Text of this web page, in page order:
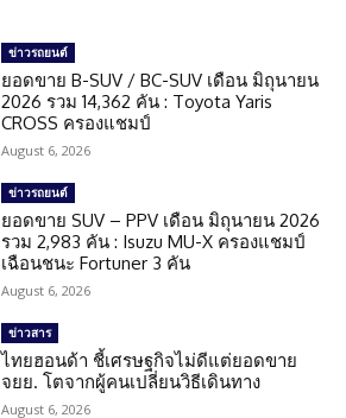
ข่าวรถยนต์
ยอดขาย B-SUV / BC-SUV เดือน มิถุนายน
2026 รวม 14,362 คัน : Toyota Yaris
CROSS ครองแชมป์
August 6, 2026
ข่าวรถยนต์
ยอดขาย SUV – PPV เดือน มิถุนายน 2026
รวม 2,983 คัน : Isuzu MU-X ครองแชมป์
เฉือนชนะ Fortuner 3 คัน
August 6, 2026
ข่าวสาร
ไทยฮอนด้า ชี้เศรษฐกิจไม่ดีแต่ยอดขาย
จยย. โตจากผู้คนเปลี่ยนวิธีเดินทาง
August 6, 2026